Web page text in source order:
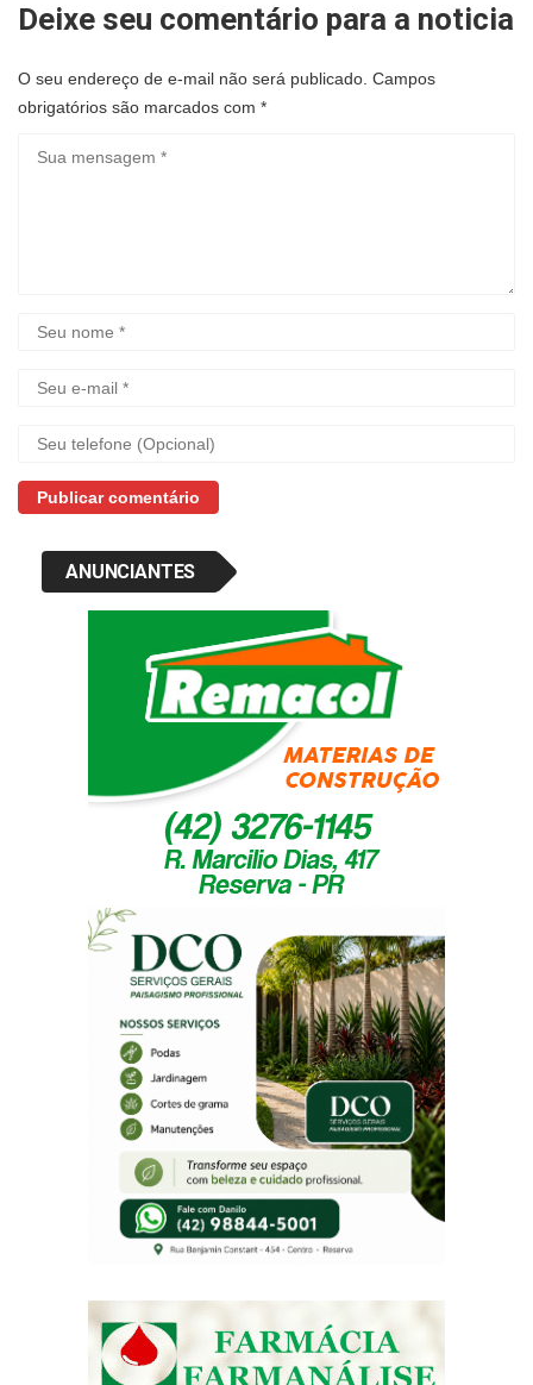
Deixe seu comentário para a noticia
O seu endereço de e-mail não será publicado. Campos
obrigatórios são marcados com *
ANUNCIANTES